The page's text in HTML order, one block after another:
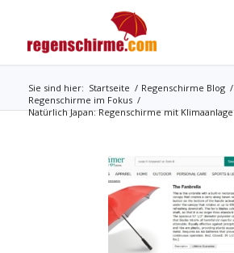
Sie sind hier: Startseite / Regenschirme Blog /
Regenschirme im Fokus /
Natürlich Japan: Regenschirme mit Klimaanlage